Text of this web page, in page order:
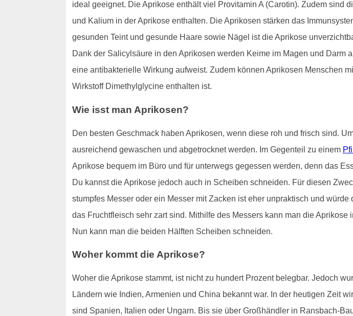
ideal geeignet. Die Aprikose enthält viel Provitamin A (Carotin). Zudem sind
und Kalium in der Aprikose enthalten. Die Aprikosen stärken das
gesunden Teint und gesunde Haare sowie Nägel ist die Aprikose
Dank der Salicylsäure in den Aprikosen werden Keime im Magen und
eine antibakterielle Wirkung aufweist. Zudem können Aprikosen Menschen
Wirkstoff Dimethylglycine enthalten ist.
Wie isst man Aprikosen?
Den besten Geschmack haben Aprikosen, wenn diese roh und frisch sind.
ausreichend gewaschen und abgetrocknet werden. Im Gegenteil zu einem
Aprikose bequem im Büro und für unterwegs gegessen werden, denn das
Du kannst die Aprikose jedoch auch in Scheiben schneiden. Für diesen
stumpfes Messer oder ein Messer mit Zacken ist eher unpraktisch und
das Fruchtfleisch sehr zart sind. Mithilfe des Messers kann man die
Nun kann man die beiden Hälften Scheiben schneiden.
Woher kommt die Aprikose?
Woher die Aprikose stammt, ist nicht zu hundert Prozent belegbar. Jedoch
Ländern wie Indien, Armenien und China bekannt war. In der heutigen Zeit
sind Spanien, Italien oder Ungarn. Bis sie über Großhändler in Ransbach-